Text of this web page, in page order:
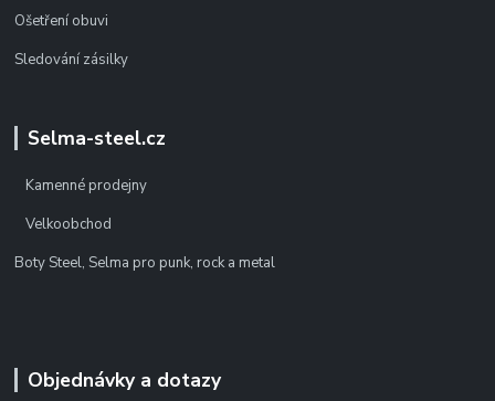
Ošetření obuvi
Sledování zásilky
Selma-steel.cz
Kamenné prodejny
Velkoobchod
Boty Steel, Selma pro punk, rock a metal
Objednávky a dotazy